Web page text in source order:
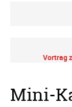
Vortrag
Mini-